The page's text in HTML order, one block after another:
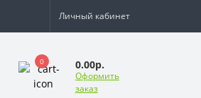
Личный кабинет
0 0.00р.
Оформить
заказ